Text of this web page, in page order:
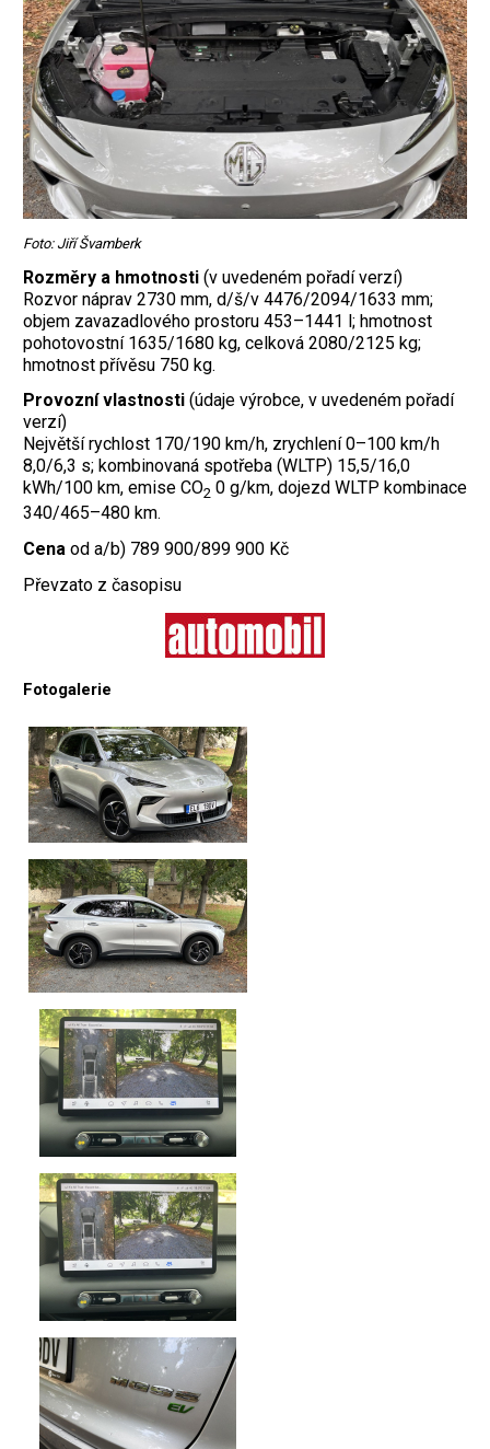
Foto: Jiří Švamberk
Rozměry a hmotnosti (v uvedeném pořadí verzí)
Rozvor náprav 2730 mm, d/š/v 4476/2094/1633 mm;
objem zavazadlového prostoru 453–1441 l; hmotnost
pohotovostní 1635/1680 kg, celková 2080/2125 kg;
hmotnost přívěsu 750 kg.
Provozní vlastnosti (údaje výrobce, v uvedeném pořadí
verzí)
Největší rychlost 170/190 km/h, zrychlení 0–100 km/h
8,0/6,3 s; kombinovaná spotřeba (WLTP) 15,5/16,0
kWh/100 km, emise CO2 0 g/km, dojezd WLTP kombinace
340/465–480 km.
Cena od a/b) 789 900/899 900 Kč
Převzato z časopisu
Fotogalerie